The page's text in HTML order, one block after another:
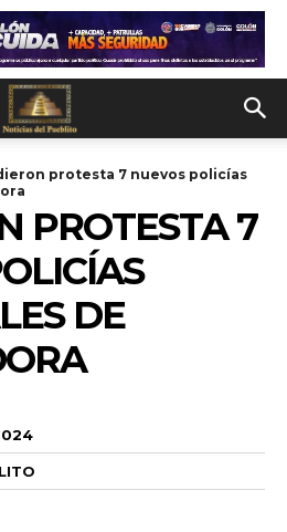
protesta 7 nuevos policías
PROTESTA 7
DE